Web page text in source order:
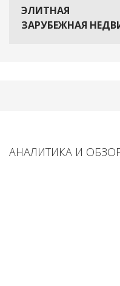
ЭЛИТНАЯ
ЗАРУБЕЖНАЯ
АНАЛИТИКА И